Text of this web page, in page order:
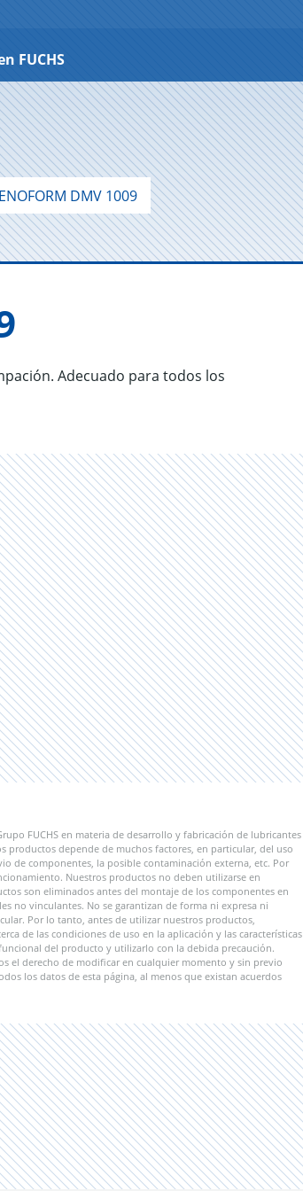
FUCHS
DMV 1009
Adecuado para todos los
FUCHS en materia de desarrollo y fabricación de lubricantes
productos depende de muchos factores, en particular, del uso
de componentes, la posible contaminación externa, etc. Por
Nuestros productos no deben utilizarse en
son eliminados antes del montaje de los componentes en
no vinculantes. No se garantizan de forma ni expresa ni
Por lo tanto, antes de utilizar nuestros productos,
de las condiciones de uso en la aplicación y las características
del producto y utilizarlo con la debida precaución.
el derecho de modificar en cualquier momento y sin previo
los datos de esta página, al menos que existan acuerdos